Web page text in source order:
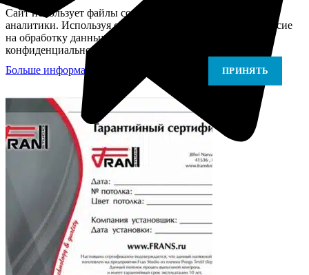
Сайт использует файлы cookie для персонализации и
аналитики. Используя сайт, вы подтверждаете своё согласие
на обработку данных в соответствии с Политикой
конфиденциальности.
Больше информации
ПРИНЯТЬ